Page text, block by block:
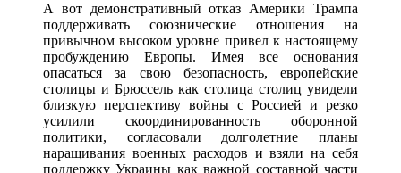
А вот демонстративный отказ Америки Трампа
поддерживать союзнические отношения на
привычном высоком уровне привел к настоящему
пробуждению Европы. Имея все основания
опасаться за свою безопасность, европейские
столицы и Брюссель как столица столиц увидели
близкую перспективу войны с Россией и резко
усилили скоординированность оборонной
политики, согласовали долголетние планы
наращивания военных расходов и взяли на себя
поддержку Украины как важной составной части